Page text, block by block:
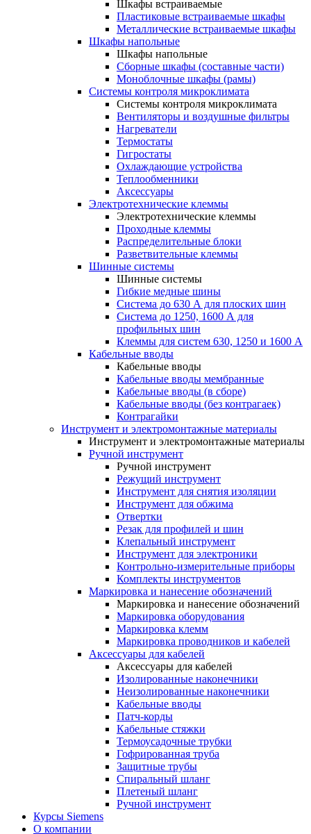
Шкафы встраиваемые
Пластиковые встраиваемые шкафы
Металлические встраиваемые шкафы
Шкафы напольные
Шкафы напольные
Сборные шкафы (составные части)
Моноблочные шкафы (рамы)
Системы контроля микроклимата
Системы контроля микроклимата
Вентиляторы и воздушные фильтры
Нагреватели
Термостаты
Гигростаты
Охлаждающие устройства
Теплообменники
Аксессуары
Электротехнические клеммы
Электротехнические клеммы
Проходные клеммы
Распределительные блоки
Разветвительные клеммы
Шинные системы
Шинные системы
Гибкие медные шины
Система до 630 А для плоских шин
Система до 1250, 1600 А для
профильных шин
Клеммы для систем 630, 1250 и 1600 А
Кабельные вводы
Кабельные вводы
Кабельные вводы мембранные
Кабельные вводы (в сборе)
Кабельные вводы (без контрагаек)
Контрагайки
Инструмент и электромонтажные материалы
Инструмент и электромонтажные материалы
Ручной инструмент
Ручной инструмент
Режущий инструмент
Инструмент для снятия изоляции
Инструмент для обжима
Отвертки
Резак для профилей и шин
Клепальный инструмент
Инструмент для электроники
Контрольно-измерительные приборы
Комплекты инструментов
Маркировка и нанесение обозначений
Маркировка и нанесение обозначений
Маркировка оборудования
Маркировка клемм
Маркировка проводников и кабелей
Аксессуары для кабелей
Аксессуары для кабелей
Изолированные наконечники
Неизолированные наконечники
Кабельные вводы
Патч-корды
Кабельные стяжки
Термоусадочные трубки
Гофрированная труба
Защитные трубы
Спиральный шланг
Плетеный шланг
Ручной инструмент
Курсы Siemens
О компании